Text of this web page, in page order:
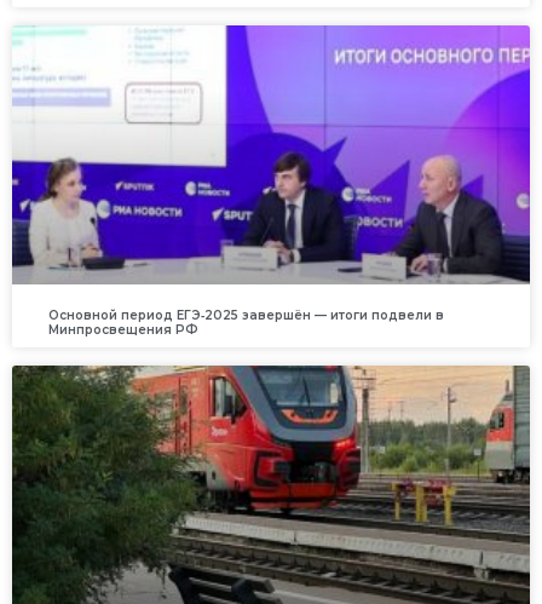
Основной период ЕГЭ‑2025 завершён — итоги подвели в
Минпросвещения РФ